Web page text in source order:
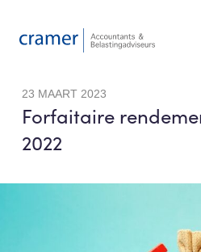
23 MAART 2023
Forfaitaire
2022